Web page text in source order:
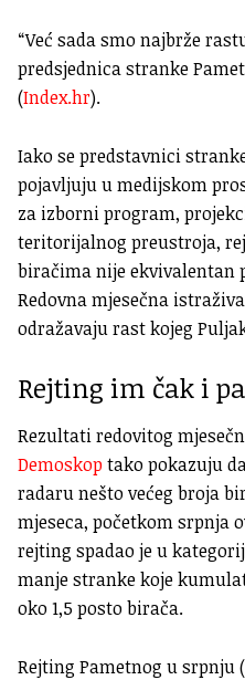
“Već sada smo najbrže
predsjednica stranke
(Index.hr).
Iako se predstavnici
pojavljuju u medijskom
za izborni program,
teritorijalnog preustroja,
biračima nije ekvivalentan
Redovna mjesečna
odražavaju rast kojeg
Rejting im čak i
Rezultati redovitog
Demoskop tako pokazuju
radaru nešto većeg broja
mjeseca, početkom srpnja
rejting spadao je u
manje stranke koje
oko 1,5 posto birača.
Rejting Pametnog u srpnju (